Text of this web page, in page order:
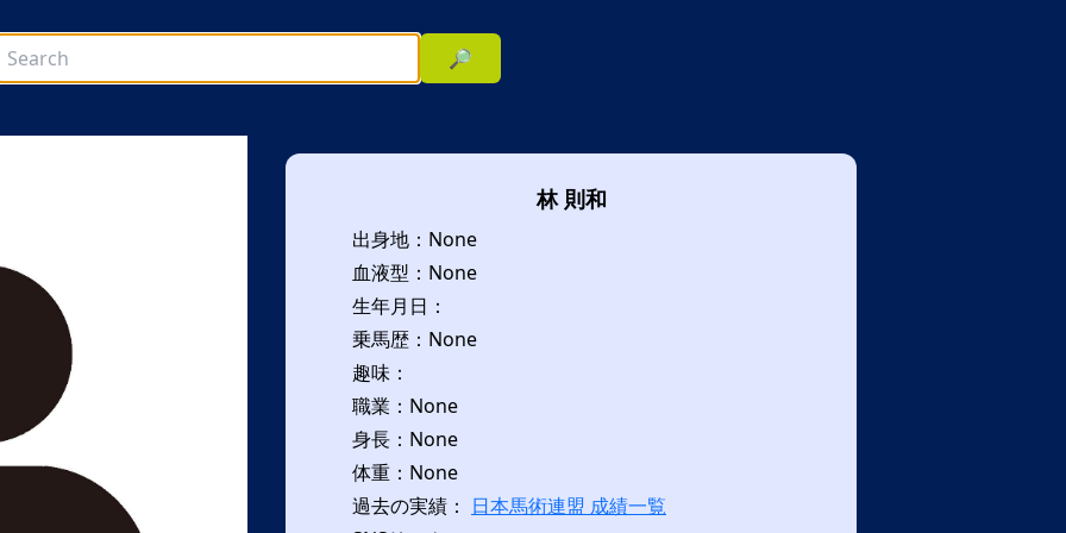
🔎
林 則和
出身地：None
血液型：None
生年月日：
乗馬歴：None
趣味：
職業：None
身長：None
体重：None
過去の実績： 日本馬術連盟 成績一覧